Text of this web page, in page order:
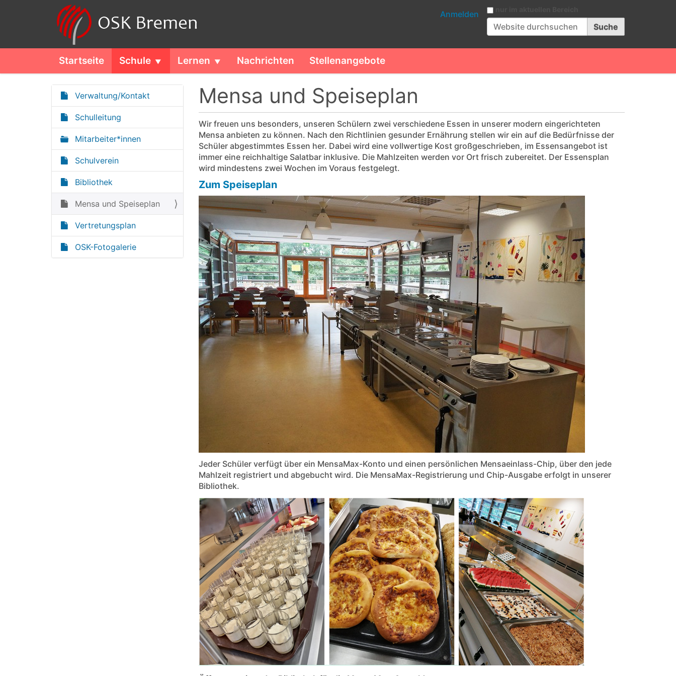
Website durchsuchen
Anmelden
Startseite Schule Lernen Nachrichten Stellenangebote
Mensa und Speiseplan
Wir freuen uns besonders, unseren Schülern zwei verschiedene Essen in unserer modern eingerichteten
Mensa anbieten zu können. Nach den Richtlinien gesunder Ernährung stellen wir ein auf die Bedürfnisse der
Schüler abgestimmtes Essen her. Dabei wird eine vollwertige Kost großgeschrieben, im Essensangebot ist
immer eine reichhaltige Salatbar inklusive. Die Mahlzeiten werden vor Ort frisch zubereitet. Der Essensplan
wird mindestens zwei Wochen im Voraus festgelegt.
Zum Speiseplan
Jeder Schüler verfügt über ein MensaMax-Konto und einen persönlichen Mensaeinlass-Chip, über den jede
Mahlzeit registriert und abgebucht wird. Die MensaMax-Registrierung und Chip-Ausgabe erfolgt in unserer
Bibliothek.
N
a
v
i
g
a
t
i
o
n
Verwaltung/Kontakt
Schulleitung
Mitarbeiter*innen
Schulverein
Bibliothek
Mensa und Speiseplan
Vertretungsplan
OSK-Fotogalerie